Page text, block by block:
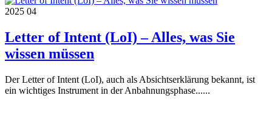
2025 04
Letter of Intent (LoI) – Alles, was Sie
wissen müssen
Der Letter of Intent (LoI), auch als Absichtserklärung bekannt, ist
ein wichtiges Instrument in der Anbahnungsphase......